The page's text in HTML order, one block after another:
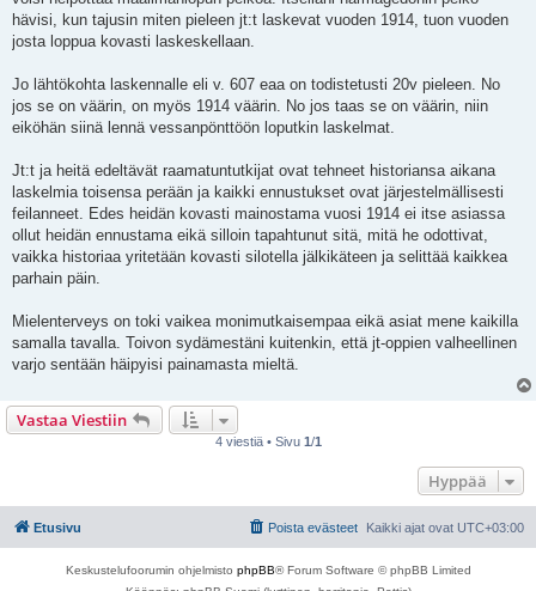
hävisi, kun tajusin miten pieleen jt:t laskevat vuoden 1914, tuon vuoden
josta loppua kovasti laskeskellaan.
Jo lähtökohta laskennalle eli v. 607 eaa on todistetusti 20v pieleen. No
jos se on väärin, on myös 1914 väärin. No jos taas se on väärin, niin
eiköhän siinä lennä vessanpönttöön loputkin laskelmat.
Jt:t ja heitä edeltävät raamatuntutkijat ovat tehneet historiansa aikana
laskelmia toisensa perään ja kaikki ennustukset ovat järjestelmällisesti
feilanneet. Edes heidän kovasti mainostama vuosi 1914 ei itse asiassa
ollut heidän ennustama eikä silloin tapahtunut sitä, mitä he odottivat,
vaikka historiaa yritetään kovasti silotella jälkikäteen ja selittää kaikkea
parhain päin.
Mielenterveys on toki vaikea monimutkaisempaa eikä asiat mene kaikilla
samalla tavalla. Toivon sydämestäni kuitenkin, että jt-oppien valheellinen
varjo sentään häipyisi painamasta mieltä.
Vastaa Viestiin
4 viestiä • Sivu 1/1
Hyppää
Etusivu Kaikki ajat ovat UTC+03:00
Poista evästeet
Keskustelufoorumin ohjelmisto phpBB® Forum Software © phpBB Limited